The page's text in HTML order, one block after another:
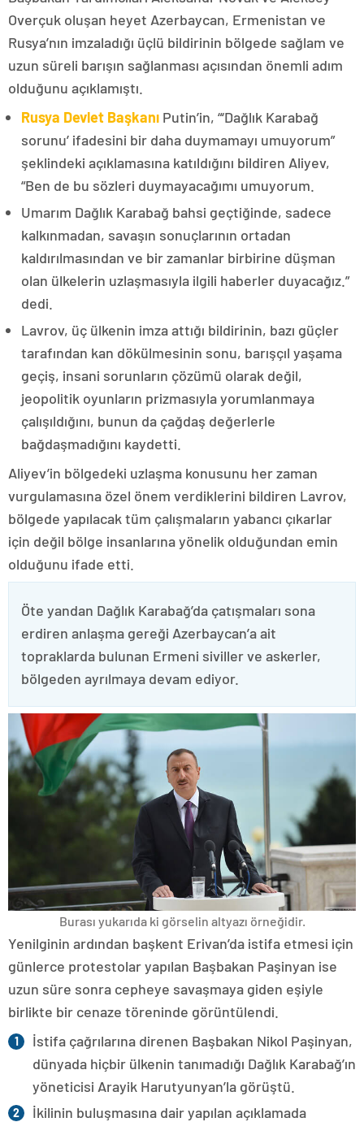
Overçuk oluşan heyet Azerbaycan, Ermenistan ve
Rusya’nın imzaladığı üçlü bildirinin bölgede sağlam ve
uzun süreli barışın sağlanması açısından önemli adım
olduğunu açıklamıştı.
Rusya Devlet Başkanı Putin’in, “‘Dağlık Karabağ
sorunu’ ifadesini bir daha duymamayı umuyorum”
şeklindeki açıklamasına katıldığını bildiren Aliyev,
“Ben de bu sözleri duymayacağımı umuyorum.
Umarım Dağlık Karabağ bahsi geçtiğinde, sadece
kalkınmadan, savaşın sonuçlarının ortadan
kaldırılmasından ve bir zamanlar birbirine düşman
olan ülkelerin uzlaşmasıyla ilgili haberler duyacağız.”
dedi.
Lavrov, üç ülkenin imza attığı bildirinin, bazı güçler
tarafından kan dökülmesinin sonu, barışçıl yaşama
geçiş, insani sorunların çözümü olarak değil,
jeopolitik oyunların prizmasıyla yorumlanmaya
çalışıldığını, bunun da çağdaş değerlerle
bağdaşmadığını kaydetti.
Aliyev’in bölgedeki uzlaşma konusunu her zaman
vurgulamasına özel önem verdiklerini bildiren Lavrov,
bölgede yapılacak tüm çalışmaların yabancı çıkarlar
için değil bölge insanlarına yönelik olduğundan emin
olduğunu ifade etti.
Öte yandan Dağlık Karabağ’da çatışmaları sona
erdiren anlaşma gereği Azerbaycan’a ait
topraklarda bulunan Ermeni siviller ve askerler,
bölgeden ayrılmaya devam ediyor.
Burası yukarıda ki görselin altyazı örneğidir.
Yenilginin ardından başkent Erivan’da istifa etmesi için
günlerce protestolar yapılan Başbakan Paşinyan ise
uzun süre sonra cepheye savaşmaya giden eşiyle
birlikte bir cenaze töreninde görüntülendi.
İstifa çağrılarına direnen Başbakan Nikol Paşinyan,
dünyada hiçbir ülkenin tanımadığı Dağlık Karabağ’ın
yöneticisi Arayik Harutyunyan’la görüştü.
İkilinin buluşmasına dair yapılan açıklamada